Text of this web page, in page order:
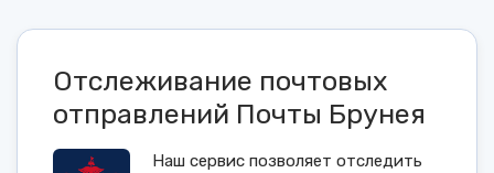
Отслеживание почтовых
отправлений Почты Брунея
Наш сервис позволяет отследить